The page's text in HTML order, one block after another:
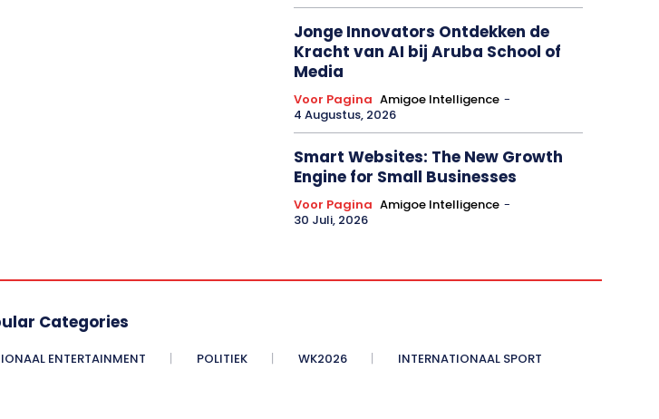
Jonge Innovators Ontdekken de
Kracht van AI bij Aruba School of
Media
Voor Pagina Amigoe Intelligence -
4 Augustus, 2026
Smart Websites: The New Growth
Engine for Small Businesses
Voor Pagina Amigoe Intelligence -
30 Juli, 2026
Categories
ENTERTAINMENT POLITIEK WK2026 INTERNATIONAAL SPORT